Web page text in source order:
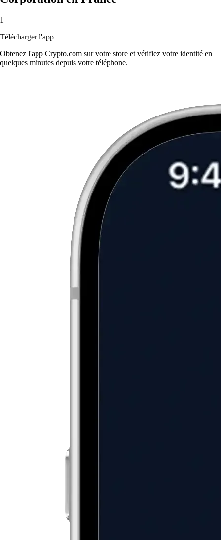
1
Télécharger l'app
Obtenez l'app Crypto.com sur votre store et vérifiez votre identité en
quelques minutes depuis votre téléphone.